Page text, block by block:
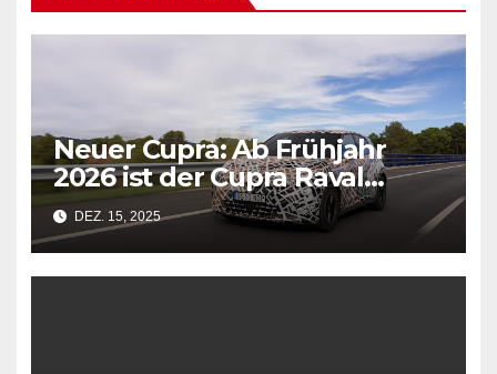
Neuer Cupra: Ab Frühjahr
2026 ist der Cupra Raval
verfügbar
DEZ. 15, 2025